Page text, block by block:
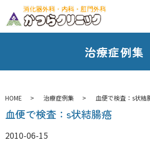
治療症例集
HOME 治療症例集 血便で検査：s状結
血便で検査：s状結腸癌
2010-06-15